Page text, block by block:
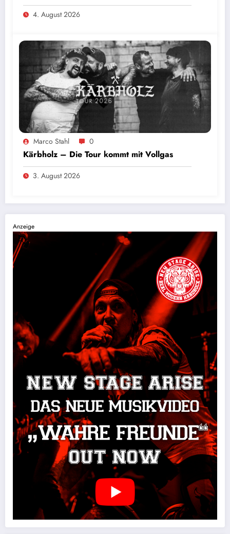
4. August 2026
Foto: Sascha Loss
Marco Stahl 0
Kärbholz – Die Tour kommt mit Vollgas
3. August 2026
Anzeige